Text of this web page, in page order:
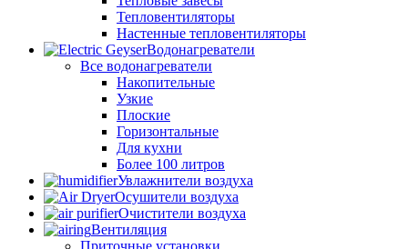
Тепловентиляторы
Настенные тепловентиляторы
Водонагреватели
Все водонагреватели
Накопительные
Узкие
Плоские
Горизонтальные
Для кухни
Более 100 литров
Увлажнители воздуха
Осушители воздуха
Очистители воздуха
Вентиляция
Приточные установки